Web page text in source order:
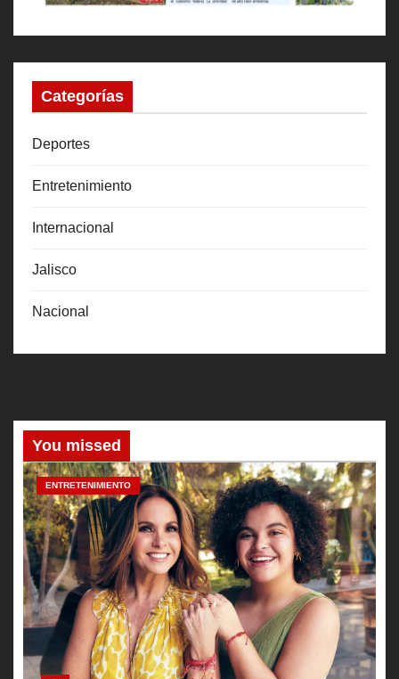
Categorías
Deportes
Entretenimiento
Internacional
Jalisco
Nacional
You missed
ENTRETENIMIENTO